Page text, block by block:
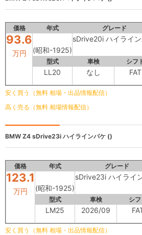
価格 年式 グレード
93.6
万円 (昭和-1925)
sDrive20i ハイライ
型式 車検 シフ
LL20 なし FAT
安く買う（無料 相場・出品情報配信）
高く売る（無料 相場情報配信）
BMW Z4 sDrive23i ハイラインパケ ()
価格 年式 グレード
123.1
万円 (昭和-1925)
sDrive23i ハイライ
型式 車検 シフ
LM25 2026/09
安く買う（無料 相場・出品情報配信）